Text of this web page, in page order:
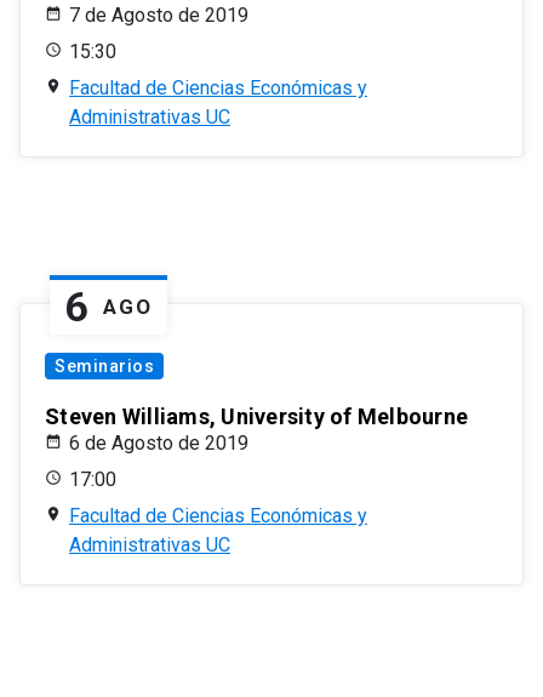
7 de Agosto de 2019
15:30
Facultad de Ciencias Económicas y
Administrativas UC
6 AGO
Seminarios
Steven Williams, University of Melbourne
6 de Agosto de 2019
17:00
Facultad de Ciencias Económicas y
Administrativas UC